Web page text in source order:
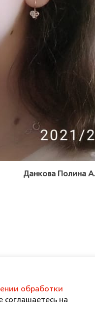
Данкова Полина
обработки
соглашаетесь на